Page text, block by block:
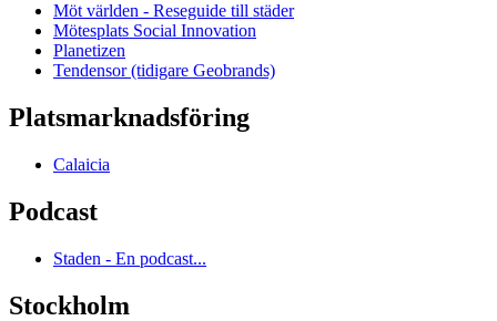
Möt världen - Reseguide till städer
Mötesplats Social Innovation
Planetizen
Tendensor (tidigare Geobrands)
Platsmarknadsföring
Calaicia
Podcast
Staden - En podcast...
Stockholm